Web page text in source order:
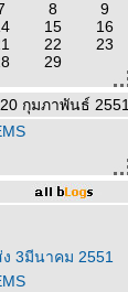
8
9
15
16
22
23
29
20 กุมภาพันธ์ 2551
3มีนาคม 2551